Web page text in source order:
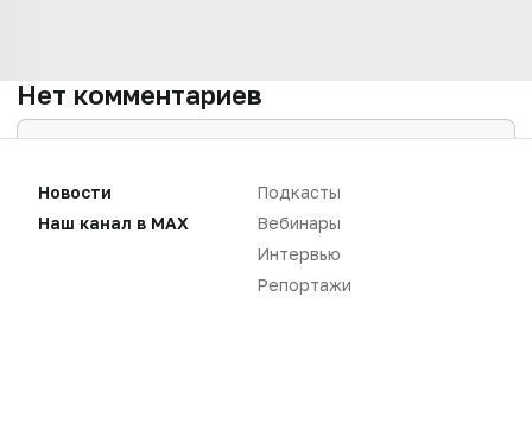
Нет комментариев
Вы не можете оставлять
авторизуйтесь
Новости
Наш канал в MAX
Подкасты
Вебинары
Интервью
Репортажи